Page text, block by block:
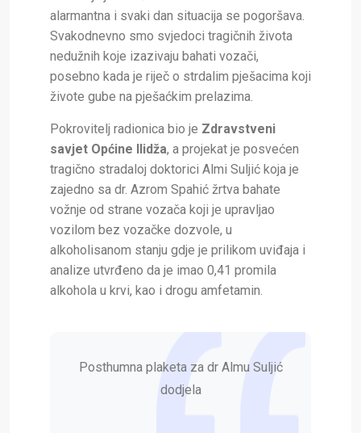
alarmantna i svaki dan situacija se pogoršava.
Svakodnevno smo svjedoci tragičnih života
nedužnih koje izazivaju bahati vozači,
posebno kada je riječ o strdalim pješacima koji
živote gube na pješaćkim prelazima.
Pokrovitelj radionica bio je Zdravstveni
savjet Općine Ilidža, a projekat je posvećen
tragično stradaloj doktorici Almi Suljić koja je
zajedno sa dr. Azrom Spahić žrtva bahate
vožnje od strane vozača koji je upravljao
vozilom bez vozačke dozvole, u
alkoholisanom stanju gdje je prilikom uviđaja i
analize utvrđeno da je imao 0,41 promila
alkohola u krvi, kao i drogu amfetamin.
Posthumna plaketa za dr Almu Suljić
dodjela